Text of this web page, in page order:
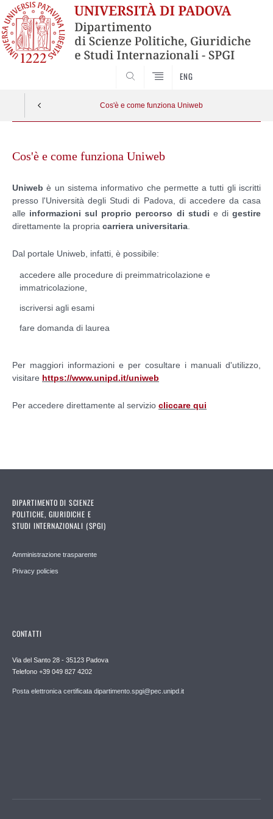
ENG
Cos'è e come funziona Uniweb
contentCos'è e come funziona Uniweb
Uniweb è un sistema informativo che permette a tutti gli iscritti
presso l'Università degli Studi di Padova, di accedere da casa
alle informazioni sul proprio percorso di studi e digestire
direttamente la propria carriera universitaria
Dal portale Uniweb, infatti, è possibile:
accedere alle procedure di preimmatricolazione e
immatricolazione,
iscriversi agli esami
fare domanda di laurea
Per maggiori informazioni e per cosultare i manuali d'utilizzo,
visitare https://www.unipd.it/uniweb
Per accedere direttamente al servizio cliccare qui
DIPARTIMENTO DI SCIENZE
POLITICHE, GIURIDICHE E
STUDI INTERNAZIONALI (SPGI)
Amministrazione trasparente
Privacy policies
CONTATTI
Via del Santo 28 - 35123 Padova
Telefono +39 049 827 4202
Posta elettronica certificata dipartimento.spgi@pec.unipd.it